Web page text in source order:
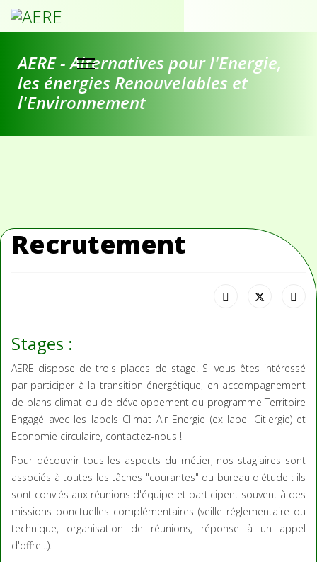
AERE - Alternatives pour l'Energie,
les énergies Renouvelables et
l'Environnement
Recrutement
Stages :
AERE dispose de trois places de stage. Si vous êtes intéressé
par participer à la transition énergétique, en accompagnement
de plans climat ou de développement du programme Territoire
Engagé avec les labels Climat Air Energie (ex label Cit'ergie) et
Economie circulaire, contactez-nous !
Pour découvrir tous les aspects du métier, nos stagiaires sont
associés à toutes les tâches "courantes" du bureau d'étude : ils
sont conviés aux réunions d'équipe et participent souvent à des
missions ponctuelles complémentaires (veille réglementaire ou
technique, organisation de réunions, réponse à un appel
d'offre...).